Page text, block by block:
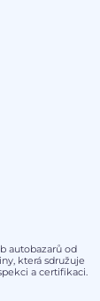
autobazarů od
která sdružuje
a certifikaci.